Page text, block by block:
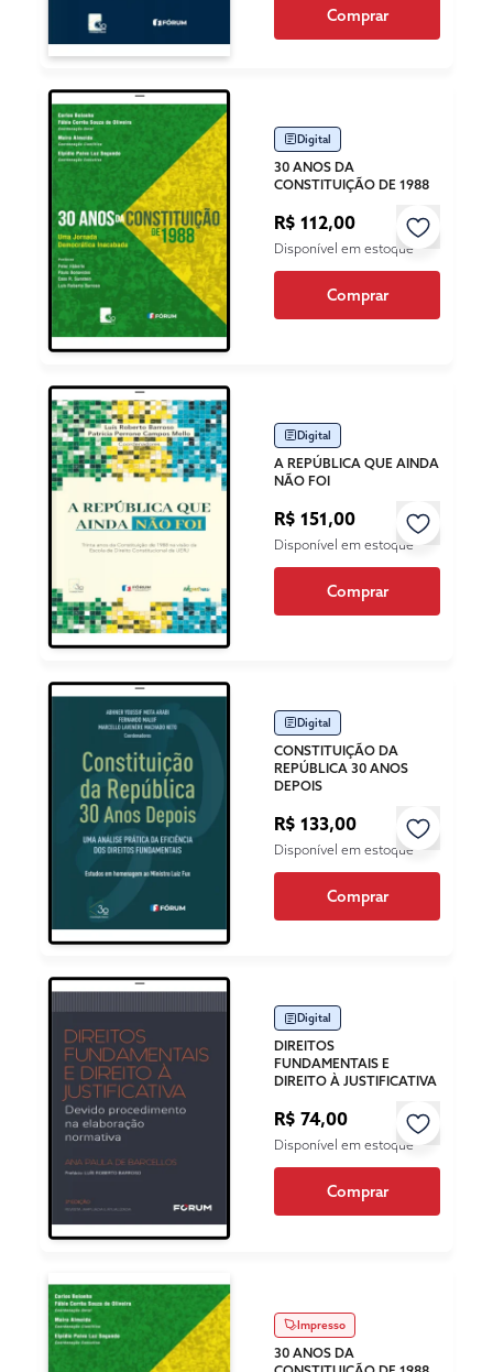
Comprar
Digital
30 ANOS DA
CONSTITUIÇÃO DE 1988
R$ 112,00
Disponível em estoque
Comprar
Digital
A REPÚBLICA QUE AINDA
NÃO FOI
R$ 151,00
Disponível em estoque
Comprar
Digital
CONSTITUIÇÃO DA
REPÚBLICA 30 ANOS
DEPOIS
R$ 133,00
Disponível em estoque
Comprar
Digital
DIREITOS
FUNDAMENTAIS E
DIREITO À JUSTIFICATIVA
R$ 74,00
Disponível em estoque
Comprar
Impresso
30 ANOS DA